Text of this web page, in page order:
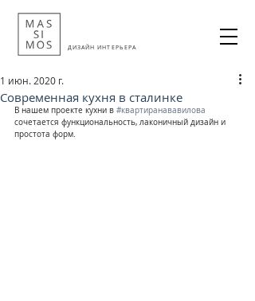
ДИЗАЙН ИНТЕРЬЕРА
Современная кухня в сталинке
1 июн. 2020 г.
В нашем проекте кухни в #квартиранававилова
сочетается функциональность, лаконичный дизайн и
простота форм.⠀